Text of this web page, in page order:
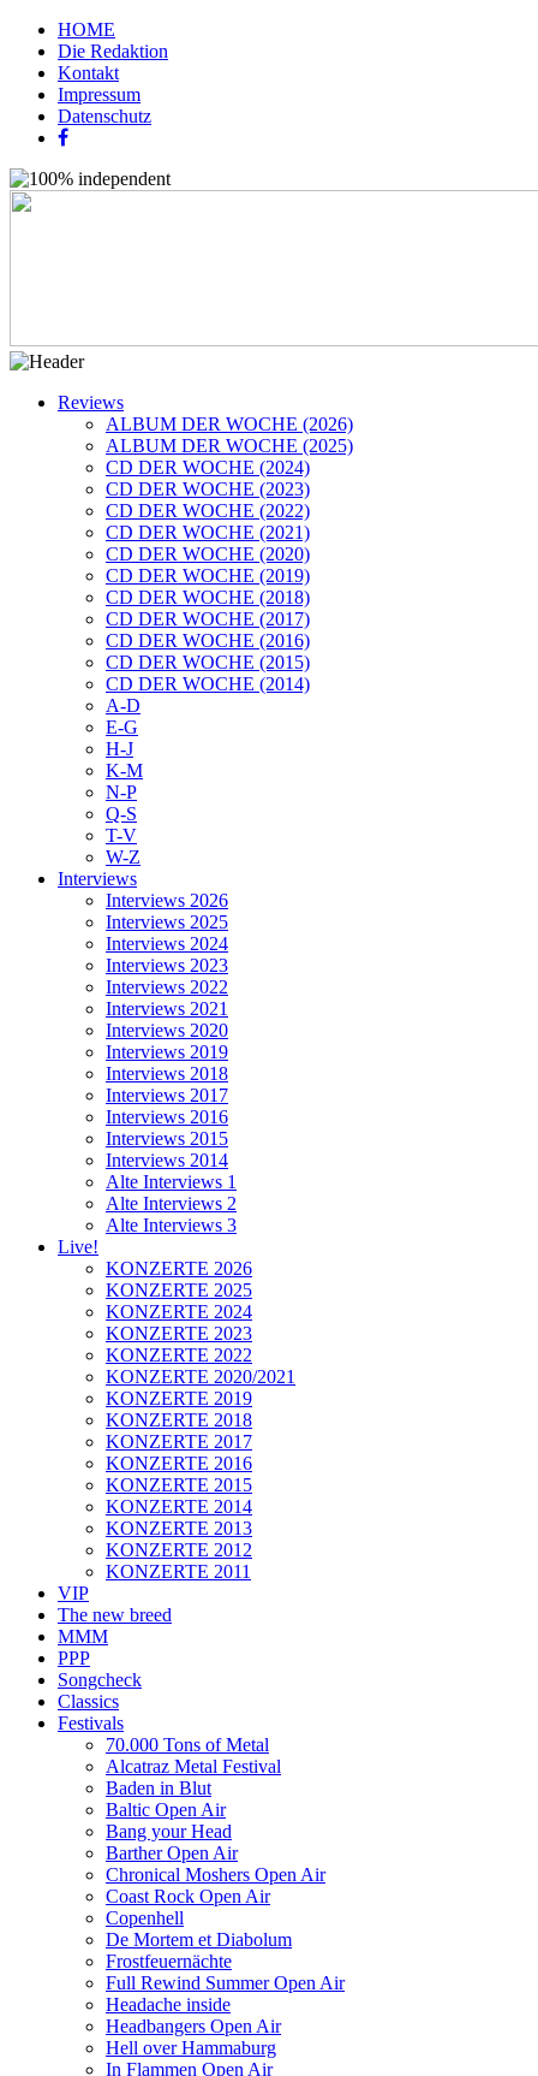
HOME
Die Redaktion
Kontakt
Impressum
Datenschutz
Reviews
ALBUM DER WOCHE (2026)
ALBUM DER WOCHE (2025)
CD DER WOCHE (2024)
CD DER WOCHE (2023)
CD DER WOCHE (2022)
CD DER WOCHE (2021)
CD DER WOCHE (2020)
CD DER WOCHE (2019)
CD DER WOCHE (2018)
CD DER WOCHE (2017)
CD DER WOCHE (2016)
CD DER WOCHE (2015)
CD DER WOCHE (2014)
A-D
E-G
H-J
K-M
N-P
Q-S
T-V
W-Z
Interviews
Interviews 2026
Interviews 2025
Interviews 2024
Interviews 2023
Interviews 2022
Interviews 2021
Interviews 2020
Interviews 2019
Interviews 2018
Interviews 2017
Interviews 2016
Interviews 2015
Interviews 2014
Alte Interviews 1
Alte Interviews 2
Alte Interviews 3
Live!
KONZERTE 2026
KONZERTE 2025
KONZERTE 2024
KONZERTE 2023
KONZERTE 2022
KONZERTE 2020/2021
KONZERTE 2019
KONZERTE 2018
KONZERTE 2017
KONZERTE 2016
KONZERTE 2015
KONZERTE 2014
KONZERTE 2013
KONZERTE 2012
KONZERTE 2011
VIP
The new breed
MMM
PPP
Songcheck
Classics
Festivals
70.000 Tons of Metal
Alcatraz Metal Festival
Baden in Blut
Baltic Open Air
Bang your Head
Barther Open Air
Chronical Moshers Open Air
Coast Rock Open Air
Copenhell
De Mortem et Diabolum
Frostfeuernächte
Full Rewind Summer Open Air
Headache inside
Headbangers Open Air
Hell over Hammaburg
In Flammen Open Air